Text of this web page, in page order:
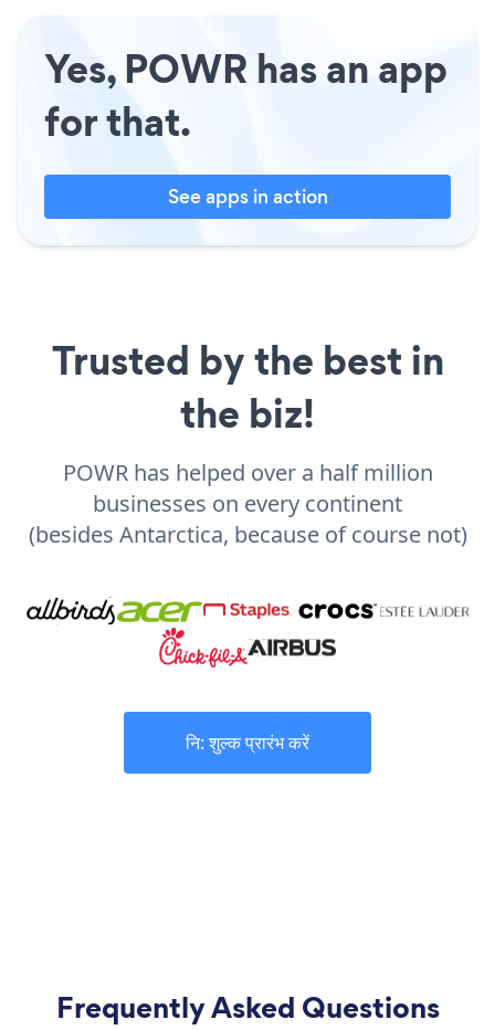
Yes, POWR has an app
for that.
See apps in action
Trusted by the best in
the biz!
POWR has helped over a half million
businesses on every continent
(besides Antarctica, because of course not)
नि: शुल्क प्रारंभ करें
Frequently Asked Questions